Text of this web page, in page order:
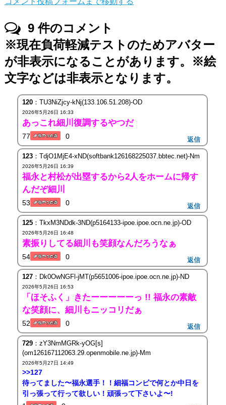
9件のコメント
※現在負荷軽減テストのためアバター
が非表示になることがあります。※絵
文字などは非表示となります。
120：TU3NiZjcy-kNj(133.106.51.208)-OD
2026年5月26日 16:33
あっこれ細川復調するやつだ
77 0 返信
123：TdjO1MjE4-xND(softbank126168225037.bbtec.net)-Nm
2026年5月26日 16:39
福永と村松が出塁するから2人をホームに帰す
んだぞ細川
53 0 返信
125：TkxM3NDdk-3ND(p5164133-ipoe.ipoe.ocn.ne.jp)-OD
2026年5月26日 16:48
素振りしてる細川も笑顔なんだろうなぁ
54 0 返信
127：Dk0OwNGFl-jMT(p5651006-ipoe.ipoe.ocn.ne.jp)-ND
2026年5月26日 16:53
「ほそふく」きたーーーーーっ !! 福永の素敵
な笑顔に、細川もニッコリだぁ
52 0 返信
729：zY3NmMGRk-yOG[s]
(om126167112063.29.openmobile.ne.jp)-Mm
2026年5月27日 14:49
>>127
待ってました〜福永選手！！細福コンビで何とか中日を
引っ張って行って欲しい！頑張って下さいよ〜!